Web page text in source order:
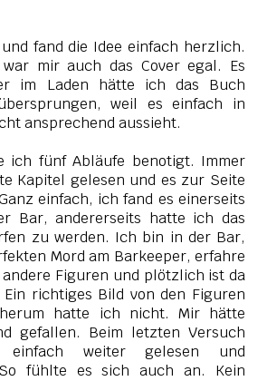
fand die Idee einfach herzlich.
mir auch das Cover egal. Es
im Laden hätte ich das Buch
weil es einfach in
ansprechend aussieht.
ich fünf Abläufe benotigt. Immer
Kapitel gelesen und es zur Seite
einfach, ich fand es einerseits
Bar, andererseits hatte ich das
zu werden. Ich bin in der Bar,
Mord am Barkeeper, erfahre
Figuren und plötzlich ist da
richtiges Bild von den Figuren
hatte ich nicht. Mir hätte
gefallen. Beim letzten Versuch
weiter gelesen und
fühlte es sich auch an. Kein